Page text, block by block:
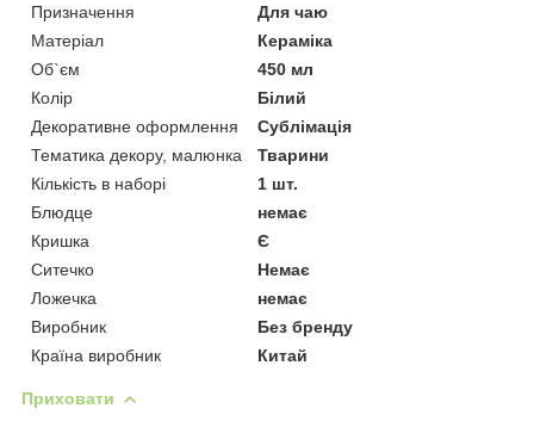
Призначення
Для чаю
Матеріал
Кераміка
Об`єм
450 мл
Колір
Білий
Декоративне оформлення
Сублімація
Тематика декору, малюнка
Тварини
Кількість в наборі
1 шт.
Блюдце
немає
Кришка
Є
Ситечко
Немає
Ложечка
немає
Виробник
Без бренду
Країна виробник
Китай
Приховати